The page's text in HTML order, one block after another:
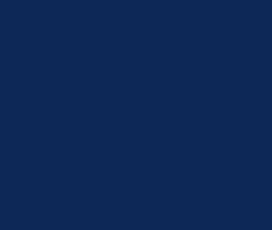
o en Imlil. También
en pequeños